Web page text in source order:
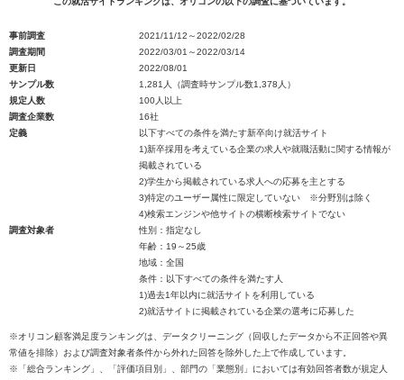
事前調査
2021/11/12～2022/02/28
調査期間
2022/03/01～2022/03/14
更新日
2022/08/01
サンプル数
1,281人（調査時サンプル数1,378人）
規定人数
100人以上
調査企業数
16社
定義
以下すべての条件を満たす新卒向け就活サイト
1)新卒採用を考えている企業の求人や就職活動に関する情報が
掲載されている
2)学生から掲載されている求人への応募を主とする
3)特定のユーザー属性に限定していない ※分野別は除く
4)検索エンジンや他サイトの横断検索サイトでない
調査対象者
性別：指定なし
年齢：19～25歳
地域：全国
条件：以下すべての条件を満たす人
1)過去1年以内に就活サイトを利用している
2)就活サイトに掲載されている企業の選考に応募した
※オリコン顧客満足度ランキングは、データクリーニング（回収したデータから不正回答や異
常値を排除）および調査対象者条件から外れた回答を除外した上で作成しています。
※「総合ランキング」、「評価項目別」、部門の「業態別」においては有効回答者数が規定人